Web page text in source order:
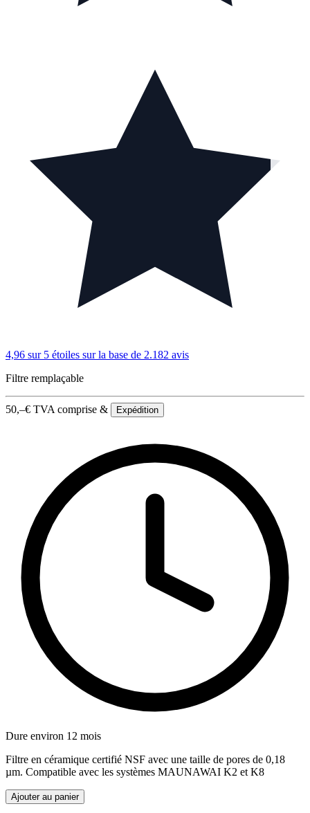
4,96 sur 5 étoiles sur la base de 2.182 avis
Filtre remplaçable
50,–€ TVA comprise & Expédition
Dure environ 12 mois
Filtre en céramique certifié NSF avec une taille de pores de 0,18
µm. Compatible avec les systèmes MAUNAWAI K2 et K8
Ajouter au panier